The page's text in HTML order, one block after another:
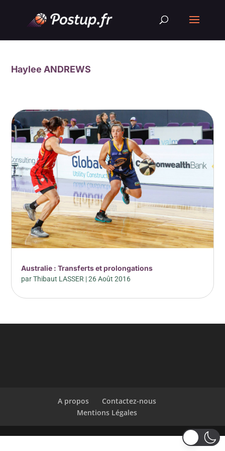
Haylee ANDREWS
Australie : Transferts et prolongations
parThibaut LASSER |26 Août 2016
A propos
Contactez-nous
Mentions Légales